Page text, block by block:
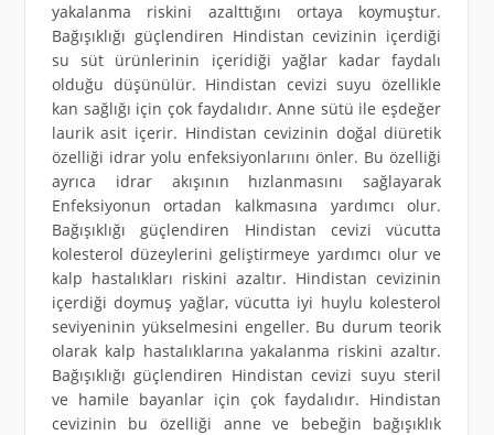
yakalanma riskini azalttığını ortaya koymuştur.
Bağışıklığı güçlendiren Hindistan cevizinin içerdiği
su süt ürünlerinin içeridiği yağlar kadar faydalı
olduğu düşünülür. Hindistan cevizi suyu özellikle
kan sağlığı için çok faydalıdır. Anne sütü ile eşdeğer
laurik asit içerir. Hindistan cevizinin doğal diüretik
özelliği idrar yolu enfeksiyonlarıını önler. Bu özelliği
ayrıca idrar akışının hızlanmasını sağlayarak
Enfeksiyonun ortadan kalkmasına yardımcı olur.
Bağışıklığı güçlendiren Hindistan cevizi vücutta
kolesterol düzeylerini geliştirmeye yardımcı olur ve
kalp hastalıkları riskini azaltır. Hindistan cevizinin
içerdiği doymuş yağlar, vücutta iyi huylu kolesterol
seviyeninin yükselmesini engeller. Bu durum teorik
olarak kalp hastalıklarına yakalanma riskini azaltır.
Bağışıklığı güçlendiren Hindistan cevizi suyu steril
ve hamile bayanlar için çok faydalıdır. Hindistan
cevizinin bu özelliği anne ve bebeğin bağışıklık